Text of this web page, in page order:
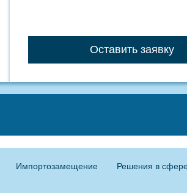
Оставить заявку
Импортозамещение Решения в